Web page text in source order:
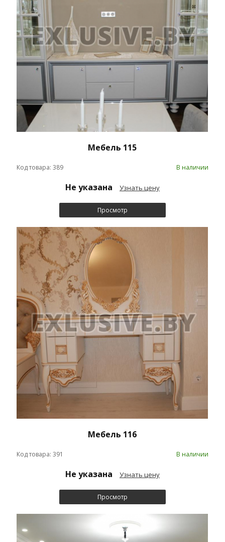
Мебель 115
Код товара: 389 В наличии
Не указана Узнать цену
Просмотр
Мебель 116
Код товара: 391 В наличии
Не указана Узнать цену
Просмотр